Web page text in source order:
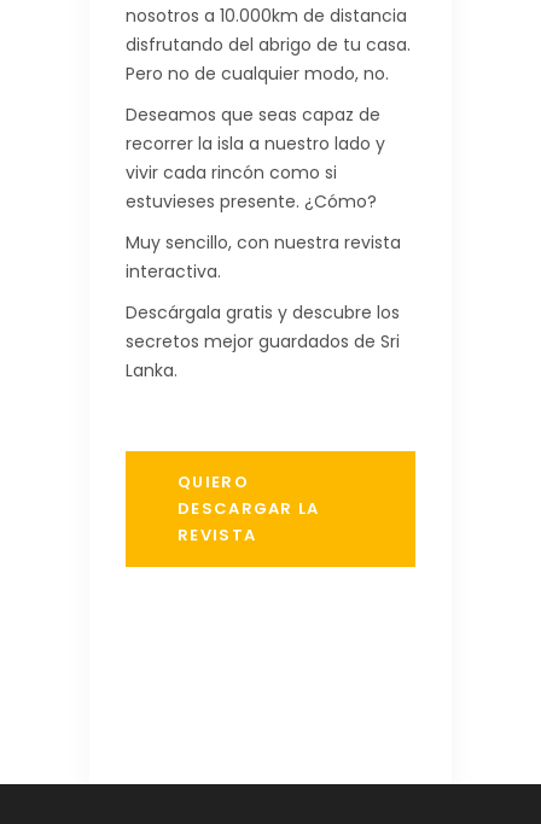
nosotros a 10.000km de distancia
disfrutando del abrigo de tu casa.
Pero no de cualquier modo, no.
Deseamos que seas capaz de
recorrer la isla a nuestro lado y
vivir cada rincón como si
estuvieses presente. ¿Cómo?
Muy sencillo, con nuestra revista
interactiva.
Descárgala gratis y descubre los
secretos mejor guardados de Sri
Lanka.
QUIERO
DESCARGAR LA
REVISTA